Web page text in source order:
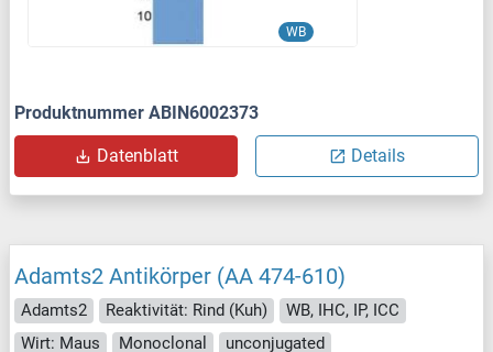
WB
Produktnummer ABIN6002373
Datenblatt Details
Adamts2 Antikörper (AA 474-610)
Adamts2 Reaktivität: Rind (Kuh)
WB, IHC, IP, ICC
Wirt: Maus
Monoclonal unconjugated